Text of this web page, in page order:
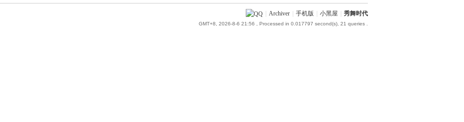
Archiver 手机版 小黑屋 秀舞时代
GMT+8, 2026-8-6 21:56 , Processed in 0.017797 second(s), 21 queries .